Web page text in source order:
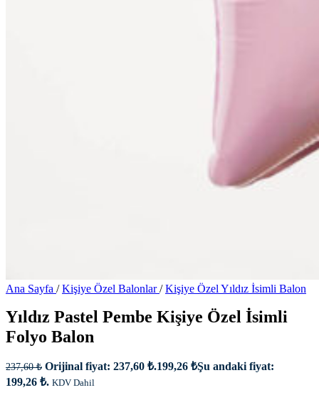
Ana Sayfa / Kişiye Özel Balonlar/ Kişiye Özel Yıldız İsimli Balon
Yıldız Pastel Pembe Kişiye Özel İsimli
Folyo Balon
237,60₺ Orijinal fiyat: 237,60 ₺.199,26 ₺Şu andaki fiyat:
199,26 ₺. KDV Dahil